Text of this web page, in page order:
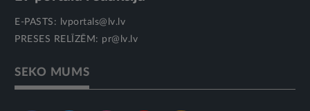
E-PASTS:
lvportals@lv.lv
PRESES RELĪZĒM: pr@lv.lv
SEKO MUMS